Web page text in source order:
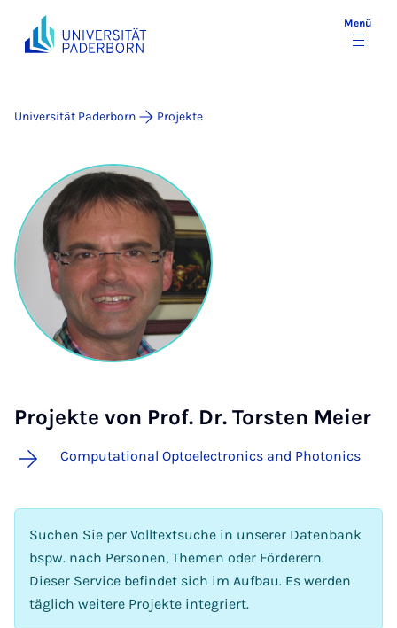
Menü
Universität Paderborn Projekte
Projekte von Prof. Dr. Torsten Meier
Computational Optoelectronics and Photonics
Suchen Sie per Volltextsuche in unserer Datenbank
bspw. nach Personen, Themen oder Förderern.
Dieser Service befindet sich im Aufbau. Es werden
täglich weitere Projekte integriert.